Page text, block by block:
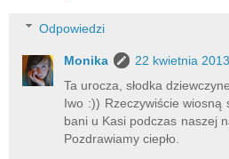
Odpowiedzi
Monika
22 kwietnia
Ta urocza, słodka
Iwo :)) Rzeczywiście wiosną
bani u Kasi podczas naszej
Pozdrawiamy ciepło.